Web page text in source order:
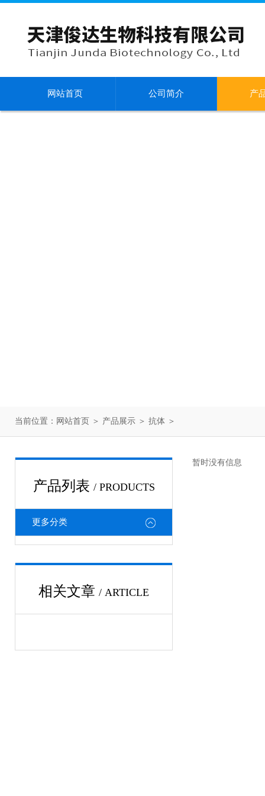
网站首页 公司简介 产
当前位置： 网站首页 ＞ 产品展示 ＞ 抗体 ＞
产品列表 / PRODUCTS
更多分类
相关文章 / ARTICLE
暂时没有信息